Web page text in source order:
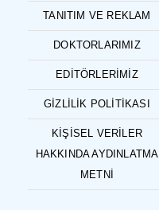
TANITIM VE REKLAM
DOKTORLARIMIZ
EDITÖRLERIMIZ
GIZLILIK POLITIKASI
KIŞISEL VERILER
HAKKINDA AYDINLATMA
METNI